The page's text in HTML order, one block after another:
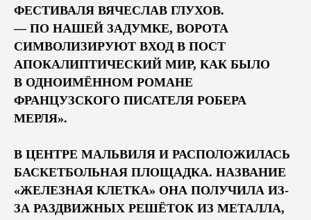
ФЕСТИВАЛЯ ВЯЧЕСЛАВ ГЛУХОВ.
— ПО НАШЕЙ ЗАДУМКЕ, ВОРОТА
СИМВОЛИЗИРУЮТ ВХОД В ПОСТ
АПОКАЛИПТИЧЕСКИЙ МИР, КАК БЫЛО
В ОДНОИМЁННОМ РОМАНЕ
ФРАНЦУЗСКОГО ПИСАТЕЛЯ РОБЕРА
МЕРЛЯ».
В ЦЕНТРЕ МАЛЬВИЛЯ И РАСПОЛОЖИЛАСЬ
БАСКЕТБОЛЬНАЯ ПЛОЩАДКА. НАЗВАНИЕ
«ЖЕЛЕЗНАЯ КЛЕТКА» ОНА ПОЛУЧИЛА ИЗ-
ЗА РАЗДВИЖНЫХ РЕШЁТОК ИЗ МЕТАЛЛА,